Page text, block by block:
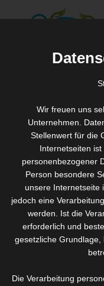
SANTOS WELLNESS & KOSMETIK
Ultraschallbehandlung
Wir freuen uns
Unternehmen.
Stellenwert für die
Internetseiten
personenbezogener
Person besondere
unsere Internetseite
jedoch eine
werden. Ist die
erforderlich und
gesetzliche
Die Verarbeitung